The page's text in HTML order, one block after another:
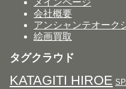
会社概要
アンシャンテオーク
絵画買取
タグクラウド
KATAGITI HIROE